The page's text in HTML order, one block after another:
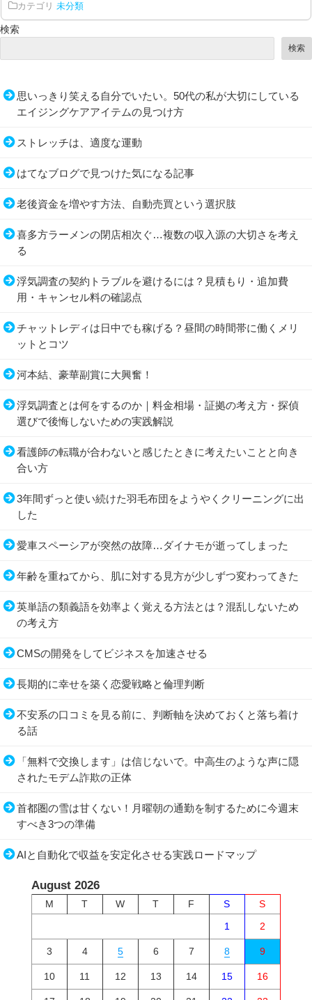
カテゴリ 未分類
検索
検索
思いっきり笑える自分でいたい。50代の私が大切にしている
エイジングケアアイテムの見つけ方
ストレッチは、適度な運動
はてなブログで見つけた気になる記事
老後資金を増やす方法、自動売買という選択肢
喜多方ラーメンの閉店相次ぐ…複数の収入源の大切さを考え
る
浮気調査の契約トラブルを避けるには？見積もり・追加費
用・キャンセル料の確認点
チャットレディは日中でも稼げる？昼間の時間帯に働くメリ
ットとコツ
河本結、豪華副賞に大興奮！
浮気調査とは何をするのか｜料金相場・証拠の考え方・探偵
選びで後悔しないための実践解説
看護師の転職が合わないと感じたときに考えたいことと向き
合い方
3年間ずっと使い続けた羽毛布団をようやくクリーニングに出
した
愛車スペーシアが突然の故障…ダイナモが逝ってしまった
年齢を重ねてから、肌に対する見方が少しずつ変わってきた
英単語の類義語を効率よく覚える方法とは？混乱しないため
の考え方
CMSの開発をしてビジネスを加速させる
長期的に幸せを築く恋愛戦略と倫理判断
不安系の口コミを見る前に、判断軸を決めておくと落ち着け
る話
「無料で交換します」は信じないで。中高生のような声に隠
されたモデム詐欺の正体
首都圏の雪は甘くない！月曜朝の通勤を制するために今週末
すべき3つの準備
AIと自動化で収益を安定化させる実践ロードマップ
August 2026
M T W T F S
S
1
2
3 4 5 6 7 8 9
10 11 12 13 14 15 16